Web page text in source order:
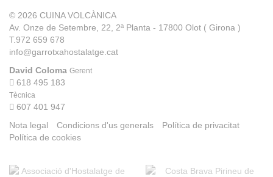
© 2026 CUINA VOLCÀNICA
Av. Onze de Setembre, 22, 2ª Planta - 17800 Olot ( Girona )
T.972 659 678
info@garrotxahostalatge.cat
David Coloma Gerent
618 495 183
Tècnica
607 401 947
Nota legal
Condicions d'us generals
Política de privacitat
Política de cookies